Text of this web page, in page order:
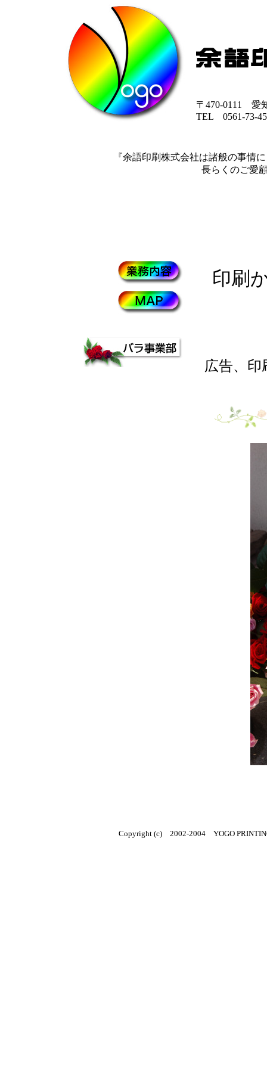
〒470-0111 愛
TEL 0561-73-
『余語印刷株式会社は諸般の事情
長らくのご愛
印刷
広告、
Copyright (c) 2002-2004 YOGO